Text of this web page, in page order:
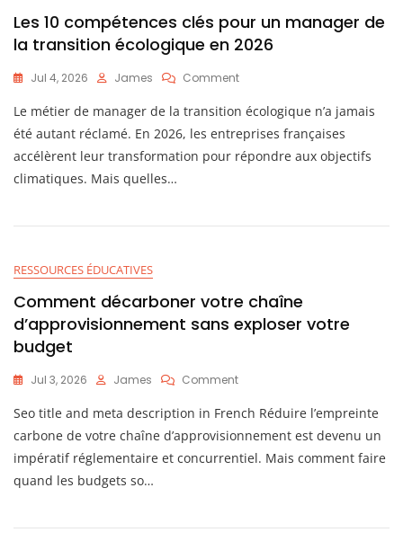
Les 10 compétences clés pour un manager de
la transition écologique en 2026
Jul 4, 2026 James CommentOn
10
Compétences
Clés
Pour
La
2026
Le métier de manager de la transition écologique n’a jamais
été autant réclamé. En 2026, les entreprises françaises
accélèrent leur transformation pour répondre aux objectifs
climatiques. Mais quelles…
RESSOURCES ÉDUCATIVES
Comment décarboner votre chaîne
d’approvisionnement sans exploser votre
budget
Jul 3, 2026 James CommentOn
Décarboner
Votre
D’approvisionnement
Budget
Seo title and meta description in French Réduire l’empreinte
carbone de votre chaîne d’approvisionnement est devenu un
impératif réglementaire et concurrentiel. Mais comment faire
quand les budgets so…